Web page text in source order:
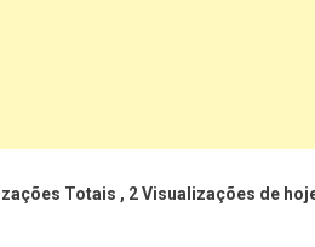
Totais , 2 Visualizações de